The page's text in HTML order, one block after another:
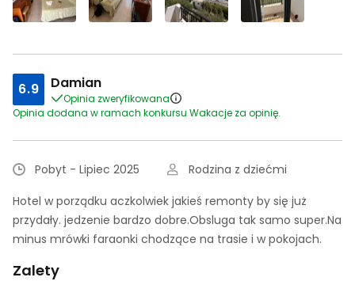
6.9 Damian
Opinia zweryfikowana
Opinia dodana w ramach konkursu Wakacje za opinię.
Pobyt - Lipiec 2025
Rodzina z dziećmi
Hotel w porządku aczkolwiek jakieś remonty by się już
przydały. jedzenie bardzo dobre.Obsluga tak samo super.Na
minus mrówki faraonki chodzące na trasie i w pokojach.
Zalety